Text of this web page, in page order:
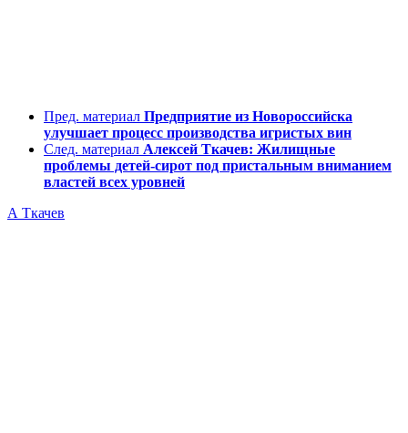
Пред. материал Предприятие из Новороссийска
улучшает процесс производства игристых вин
След. материал Алексей Ткачев: Жилищные
проблемы детей-сирот под пристальным вниманием
властей всех уровней
А Ткачев